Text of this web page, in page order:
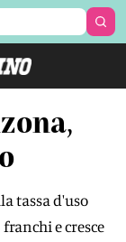
tassa d'uso
e cresce